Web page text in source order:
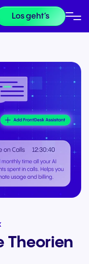
Los geht’s
Theorien